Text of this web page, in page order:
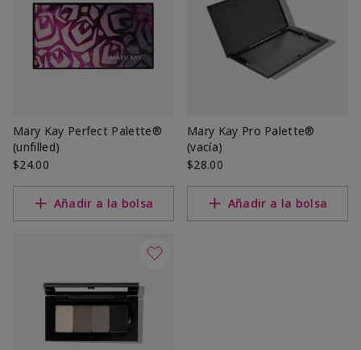
Mary Kay Perfect Palette®
(unfilled)
$24.00
Añadir a la bolsa
Mary Kay Pro Palette®
(vacía)
$28.00
Añadir a la bolsa